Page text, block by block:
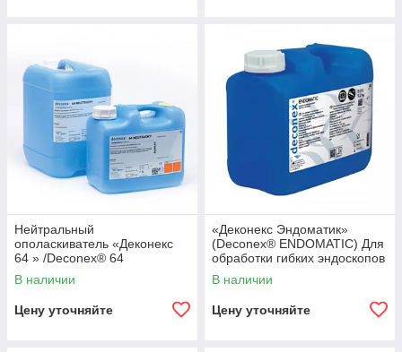
Нейтральный
ополаскиватель «Деконекс
64 » /Deconex® 64
NEUTRADRY
В наличии
Цену уточняйте
«Деконекс Эндоматик»
(Deconex® ENDOMATIC) Для
обработки гибких эндоскопов
В наличии
Цену уточняйте